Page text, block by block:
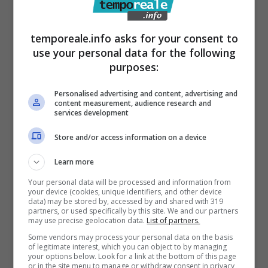
amministrazione comunale – così si è
chiudere al traffico un asset importante della
propria mobilità. Ponte Tallini non versa in
anni, ma il sindaco ed la Giunta avrebbero
necessaria messa in sicurezza durante il
fermo del Covid 19. Ci sarebbero stati tutti i
presupposti oggettivi per realizzare gli
interventi previsti in assoluta tranquillità. Non
sarebbero transitate auto e tantomeno i
pedoni che dovevano rimanere a casa. Questi
cantieri,assolutamente urgenti e di pubblica
temporeale.info asks for your consent to
use your personal data for the following
purposes:
Personalised advertising and content, advertising and
content measurement, audience research and
services development
Store and/or access information on a device
Learn more
Your personal data will be processed and information from
your device (cookies, unique identifiers, and other device
data) may be stored by, accessed by and shared with 319
partners, or used specifically by this site. We and our partners
may use precise geolocation data. List of partners.
Some vendors may process your personal data on the basis
of legitimate interest, which you can object to by managing
your options below. Look for a link at the bottom of this page
or in the site menu to manage or withdraw consent in privacy